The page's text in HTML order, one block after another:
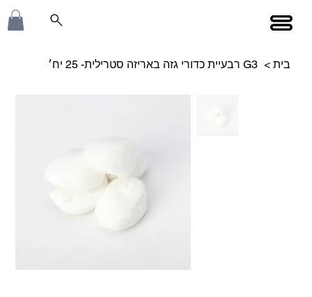
בית > G3 רבעיית כדורי גזה באריזה סטרילית- 25 יח׳